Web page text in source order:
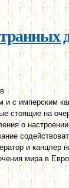
в
и с имперским
стоящие на
о
и канцлер
мира в
дел с. д.